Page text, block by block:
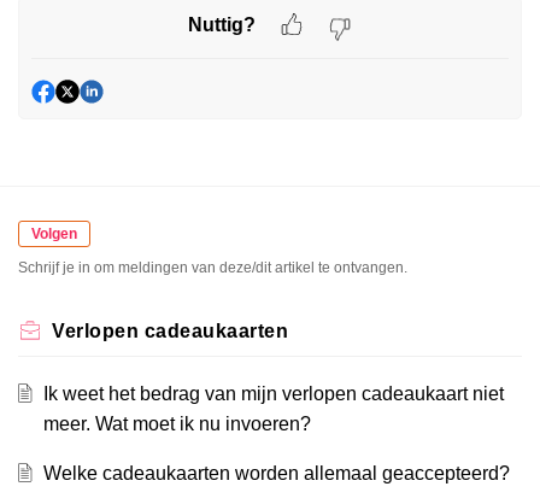
Nuttig?
Volgen
Schrijf je in om meldingen van deze/dit artikel te ontvangen.
Verlopen cadeaukaarten
Ik weet het bedrag van mijn verlopen cadeaukaart niet
meer. Wat moet ik nu invoeren?
Welke cadeaukaarten worden allemaal geaccepteerd?